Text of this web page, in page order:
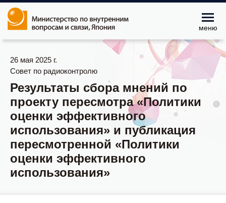
меню
26 мая 2025 г.
Совет по радиоконтролю
Результаты сбора мнений по
проекту пересмотра «Политики
оценки эффективного
использования» и публикация
пересмотренной «Политики
оценки эффективного
использования»